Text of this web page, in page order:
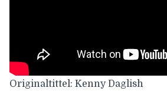
Originaltittel: Kenny Daglish